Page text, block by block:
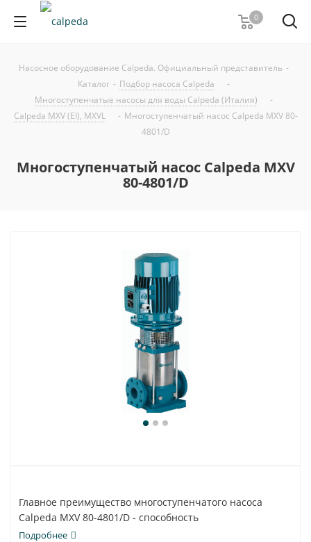
0
Насосное оборудование Calpeda. Официальный представитель -
Каталог - Подбор насоса Calpeda
-
Многоступенчатые насосы для воды Calpeda (Италия)
-
Calpeda MXV (EI), MXVL
- Многоступенчатый насос Calpeda MXV 80-
4801/D
Многоступенчатый насос Calpeda MXV
80-4801/D
Главное преимущество многоступенчатого насоса
Calpeda MXV 80-4801/D - способность
использования...
Подробнее